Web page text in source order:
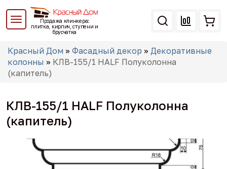
Перейти
основному
Продажа клинкера:
плитка, кирпич, ступени и
брусчатка
Вы
здесь
Красный Дом » Фасадный декор » Декоративные
колонны » КЛВ-155/1 HALF Полуколонна
(капитель)
КЛВ-155/1 HALF Полуколонна
(капитель)